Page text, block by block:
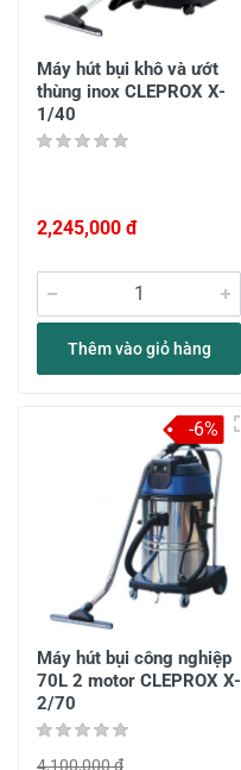
Máy hút bụi khô và ướt
thùng inox CLEPROX X-
1/40
2,245,000 đ
Thêm vào giỏ hàng
Máy hút bụi công nghiệp
70L 2 motor CLEPROX X-
2/70
4,100,000 đ
-6%